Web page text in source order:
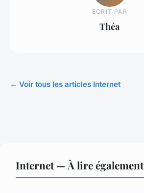
ECRIT PAR
Théa
← Voir tous les articles Internet
Internet — À lire également